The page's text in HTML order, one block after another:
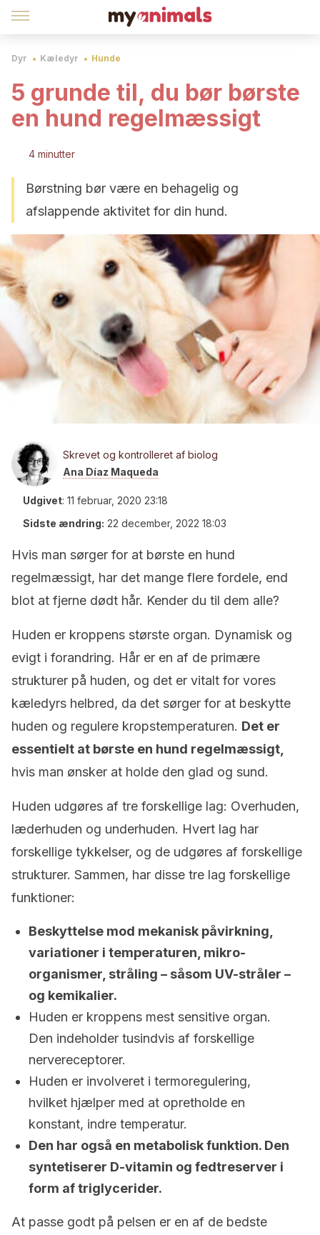
Dyr Kæledyr Hunde
5 grunde til, du bør børste
en hund regelmæssigt
4 minutter
Børstning bør være en behagelig og
afslappende aktivitet for din hund.
Skrevet og kontrolleret af biolog
Ana Díaz Maqueda
Udgivet: 11 februar, 2020 23:18
Sidste ændring: 22 december, 2022 18:03
Hvis man sørger for at børste en hund
regelmæssigt, har det mange flere fordele, end
blot at fjerne dødt hår. Kender du til dem alle?
Huden er kroppens største organ. Dynamisk og
evigt i forandring. Hår er en af de primære
strukturer på huden, og det er vitalt for vores
kæledyrs helbred, da det sørger for at beskytte
huden og regulere kropstemperaturen. Det er
essentielt at børste en hund regelmæssigt,
hvis man ønsker at holde den glad og sund.
Huden udgøres af tre forskellige lag: Overhuden,
læderhuden og underhuden. Hvert lag har
forskellige tykkelser, og de udgøres af forskellige
strukturer. Sammen, har disse tre lag forskellige
funktioner:
Beskyttelse mod mekanisk påvirkning,
variationer i temperaturen, mikro-
organismer, stråling – såsom UV-stråler –
og kemikalier.
Huden er kroppens mest sensitive organ.
Den indeholder tusindvis af forskellige
nervereceptorer.
Huden er involveret i termoregulering,
hvilket hjælper med at opretholde en
konstant, indre temperatur.
Den har også en metabolisk funktion. Den
syntetiserer D-vitamin og fedtreserver i
form af triglycerider.
At passe godt på pelsen er en af de bedste